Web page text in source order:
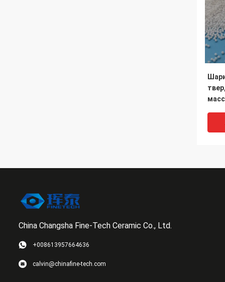
China Changsha Fine-Tech Ceramic Co., Ltd.
+008613957664636
calvin@chinafine-tech.com